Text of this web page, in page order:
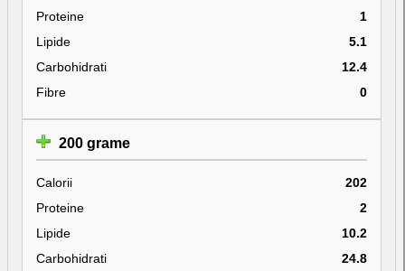
Proteine
1
Lipide
5.1
Carbohidrati
12.4
Fibre
0
200 grame
Calorii
202
Proteine
2
Lipide
10.2
Carbohidrati
24.8